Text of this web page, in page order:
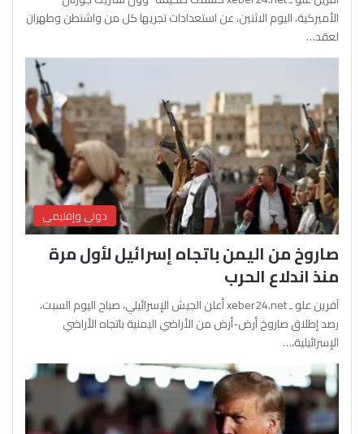
الأميركية، اليوم الاثنين، عن استعدادات تجريها كل من واشنطن وطهران
لعقد…
دولي وإقليمي
صاروخ من اليمن باتجاه إسرائيل لأول مرة
منذ اندلاع الحرب
آفرين علو ـ xeber24.net أعلن الجيش الإسرائيلي، صباح اليوم السبت،
رصد إطلاق صاروخ أرض-أرض من الأراضي اليمنية باتجاه الأراضي
الإسرائيلية،…